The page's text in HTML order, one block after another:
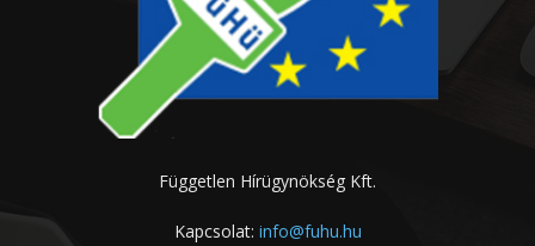
Független Hírügynökség Kft.
Kapcsolat: info@fuhu.hu